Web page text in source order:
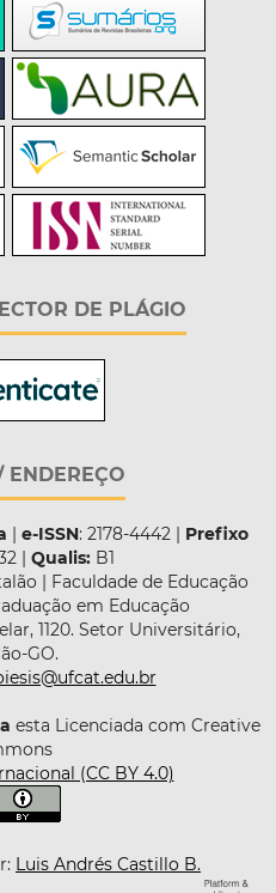
DE PLÁGIO
ENDEREÇO
e-ISSN: 2178-4442 | Prefixo
| Qualis:B1
| Faculdade de Educação
em Educação
1120. Setor Universitário,
GO.
esta Licenciada com Creative
(CC BY 4.0)
Luis Andrés Castillo B.